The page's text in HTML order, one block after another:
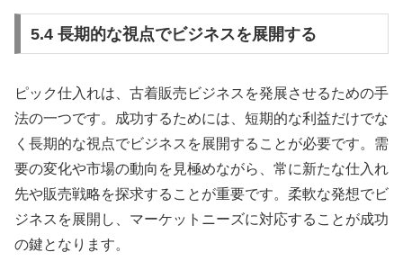
5.4 長期的な視点でビジネスを展開する
ピック仕入れは、古着販売ビジネスを発展させるための手
法の一つです。成功するためには、短期的な利益だけでな
く長期的な視点でビジネスを展開することが必要です。需
要の変化や市場の動向を見極めながら、常に新たな仕入れ
先や販売戦略を探求することが重要です。柔軟な発想でビ
ジネスを展開し、マーケットニーズに対応することが成功
の鍵となります。